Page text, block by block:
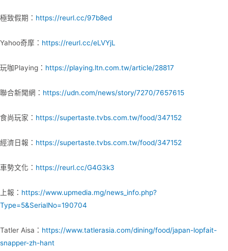
極致假期： https://reurl.cc/97b8ed
Yahoo奇摩： https://reurl.cc/eLVYjL
玩咖Playing： https://playing.ltn.com.tw/article/28817
聯合新聞網： https://udn.com/news/story/7270/7657615
食尚玩家： https://supertaste.tvbs.com.tw/food/347152
經濟日報： https://supertaste.tvbs.com.tw/food/347152
車勢文化： https://reurl.cc/G4G3k3
上報： https://www.upmedia.mg/news_info.php?
Type=5&SerialNo=190704
Tatler Aisa： https://www.tatlerasia.com/dining/food/japan-lopfait-
snapper-zh-hant